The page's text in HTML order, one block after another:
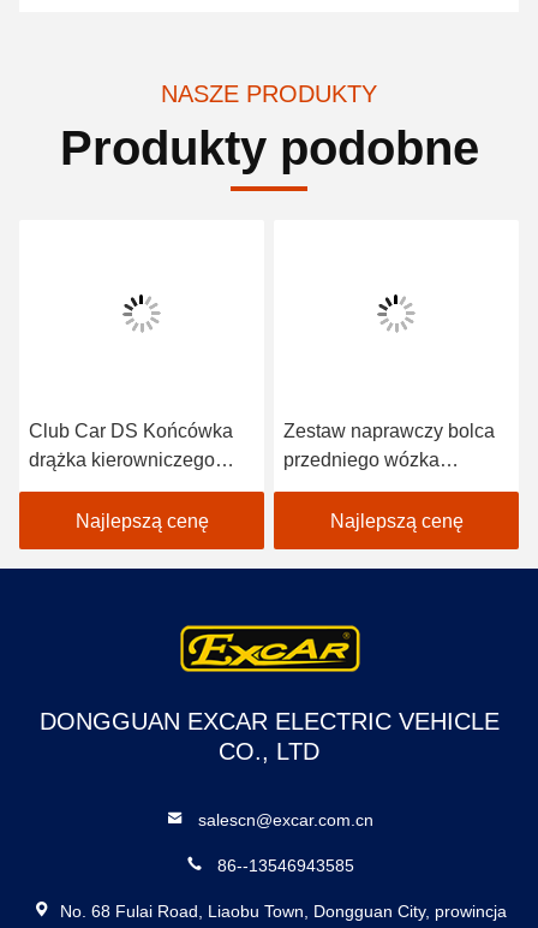
NASZE PRODUKTY
Produkty podobne
Club Car DS Końcówka
drążka kierowniczego
2004-UP Gwint prawy 2
szt. 102022601 /
102288301
Najlepszą cenę
Zestaw naprawczy bolca
przedniego wózka
golfowego do samochodu
klubowego DS 1981-Up
OEM 1016386
Najlepszą cenę
DONGGUAN EXCAR ELECTRIC VEHICLE
CO., LTD
salescn@excar.com.cn
86--13546943585
No. 68 Fulai Road, Liaobu Town, Dongguan City, prowincja